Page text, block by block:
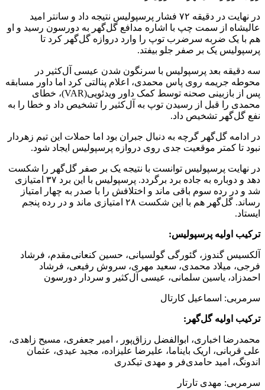
در نهایت در دقیقه ۷۲ فشار پرسپولیس نتیجه داد و سانتر امید
عالیشاه از سمت چپ با اشاره مدافع گل‌گهر به دورسون رسید و او
هم با یک ضربه سرضرب توپ را وارد دروازه گل‌گهر کرد تا
پرسپولیس یک بر صفر جلو بیفتد.
سه دقیقه بعد پرسپولیس با سرنگون شدن عیسی آل‌کثیر در
محوطه جریمه روی پاس محمدی، اعلام پنالتی کرد اما داور مسابقه
پس از بازبینی صحنه توسط کمک داور ویدئویی(VAR)، خطای
محمدی را قبل از رسیدن توپ به آل‌کثیر را تشخیص داد و خطا را به
نفع گل‌گهر تشخیص داد.
در ادامه گل‌گهر گرچه به دنبال جبران بود اما حملات این تیم زهردار
نبود تا کمتر موقعیت جدی روی دروازه پرسپولیس ایجاد شود.
در نهایت پرسپولیس توانست با نتیجه یک بر صفر گل‌گهر را شکست
دهد و دوباره به جاده برد برگردد. پرسپولیس با این برد ۳۷ امتیازی
شد و در رده سوم باقی ماند و اختلافش را با صدر به چهار امتیاز
رساند. گل‌گهر هم با این شکست ۲۸ امتیازی ماند و در رده پنجم
ایستاد.
ترکیب اولیه پرسپولیس:
آلکسیس گندوز، گئورگی گولسیانی، حسین کنعانی‌مقدم، فرشاد
فرجی، میلاد محمدی، سعید مهری، سروش رفیعی، فرشاد
احمدزاد، یاسین سلمانی، عیسی آل‌کثیر و سردار دورسون
سرمربی: اسماعیل کارتال
ترکیب اولیه گل‌گهر:
محمدرضا اخباری، ابوالفضل رزاق‌پور ، امیر جعفری، مسیح زاهدی،
علی قربانی، اریک بایناما، علیرضا علیزاده، مجید عیدی، عثمان
اندونگ، امید حامدی‌فر و مهدی تیکدری
سرمربی: مهدی تارتار